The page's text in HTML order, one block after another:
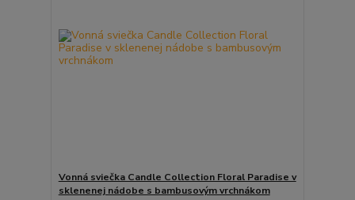
Vonná sviečka Candle Collection Floral Paradise v
sklenenej nádobe s bambusovým vrchnákom